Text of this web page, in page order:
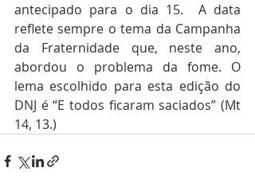
antecipado para o dia 15.  A data
reflete sempre o tema da Campanha
da Fraternidade que, neste ano,
abordou o problema da fome. O
lema escolhido para esta edição do
DNJ é “E todos ficaram saciados” (Mt
14, 13.)